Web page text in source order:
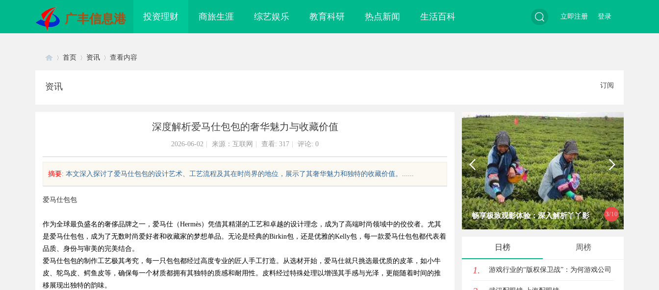
广丰信息港 投资理财 商旅生涯 综艺娱乐 教育科研 热点新闻 生活百科
索
登录
立即注册
sc
首页 资讯 查看内容
资讯 订阅
深度解析爱马仕包包的奢华魅力与收藏价值
2026-06-02 来源：互联网 查看: 317 评论: 0
摘要: 本文深入探讨了爱马仕包包的设计艺术、工艺流程及其在时尚界的地位，展示了其奢华魅力和独特的收藏价值。......
爱马仕包包
作为全球最负盛名的奢侈品牌之一，爱马仕（Hermès）凭借其精湛的工艺和卓越的设计理念，成为了高端时尚领域中的佼佼者。尤其
是爱马仕包包，成为了无数时尚爱好者和收藏家的梦想单品。无论是经典的Birkin包，还是优雅的Kelly包，每一款爱马仕包包都代表着
品质、身份与审美的完美结合。
爱马仕包包的制作工艺极其考究，每一只包包都经过高度专业的匠人手工打造。从选材开始，爱马仕就只挑选最优质的皮革，如小牛
皮、鸵鸟皮、鳄鱼皮等，确保每一个材质都拥有其独特的质感和耐用性。皮料经过特殊处理以增强其手感与光泽，更能随着时间的推
移展现出独特的韵味。
3/10
杂案件中的破局之道 品、九类杂项合规全品类承运解决方
案
的平台解析
畅享极致观影体验：深入解析丫丫影
日榜 周榜
1. 游戏行业的“版权保卫战”：为何游戏公司